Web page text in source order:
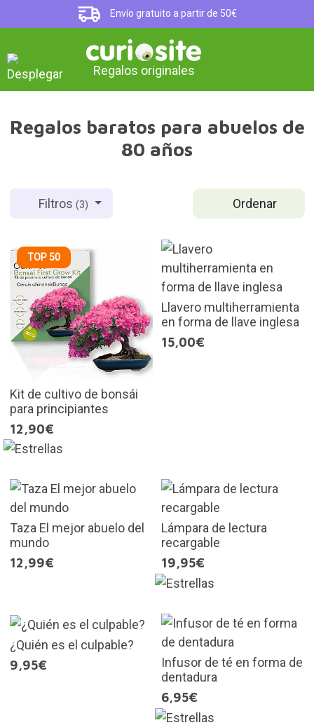
Envío gratuito a partir de 50€
Regalos originales
Regalos baratos para abuelos de
80 años
Ordenar
Filtros(3)
TOP 50
Kit de cultivo de bonsái
para principiantes
12,90€
Llavero multiherramienta
en forma de llave inglesa
15,00€
Taza El mejor abuelo del
mundo
12,99€
Lámpara de lectura
recargable
19,95€
¿Quién es el culpable?
9,95€
Infusor de té en forma de
dentadura
6,95€